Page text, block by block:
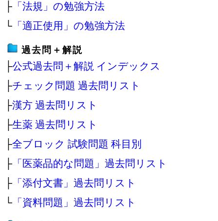
├ 「法規」の勉強方法
└ 「適正使用」の勉強方法
過去問＋解説
├公式過去問＋解説 インデックス
├チェック問題 過去問リスト
├漢方 過去問リスト
├生薬 過去問リスト
├全ブロック 試験問題 科目別
├ 「医薬品的な問題」過去問リスト
├ 「添付文書」過去問リスト
└ 「資料問題」過去問リスト